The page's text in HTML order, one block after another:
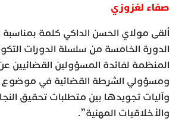
صفاء لغزوزي
ألقى مولاي الحسن الداكي كلمة بمناسبة
الدورة الخامسة من سلسلة الدورات
المنظمة لفائدة المسؤولين القضائيين عن
ومسؤولي الشرطة القضائية في موضوع
وآليات تجويدها بين متطلبات تحقيق
والأخلاقيات المهنية”.